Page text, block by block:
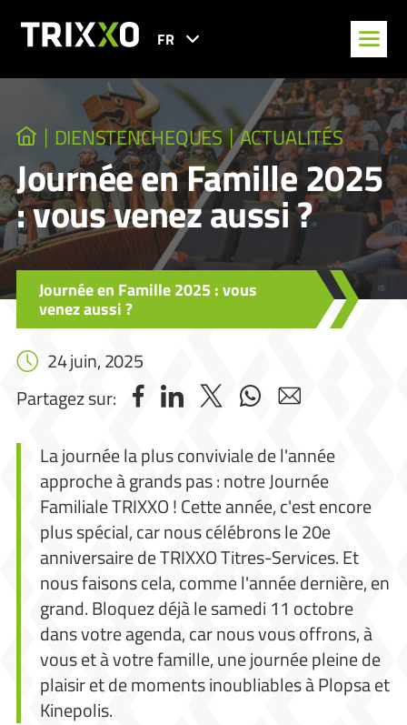
FR
DIENSTENCHEQUES ACTUALITÉS
Journée en Famille 2025
: vous venez aussi ?
Journée en Famille 2025 : vous
venez aussi ?
24 juin, 2025
Partagez sur:
La journée la plus conviviale de l'année
approche à grands pas : notre Journée
Familiale TRIXXO ! Cette année, c'est encore
plus spécial, car nous célébrons le 20e
anniversaire de TRIXXO Titres-Services. Et
nous faisons cela, comme l'année dernière, en
grand. Bloquez déjà le samedi 11 octobre
dans votre agenda, car nous vous offrons, à
vous et à votre famille, une journée pleine de
plaisir et de moments inoubliables à Plopsa et
Kinepolis.